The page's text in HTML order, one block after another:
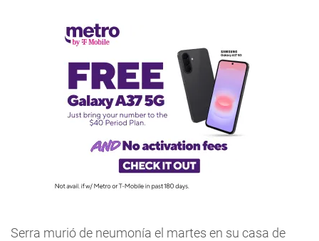
Serra murió de neumonía el martes en su casa de